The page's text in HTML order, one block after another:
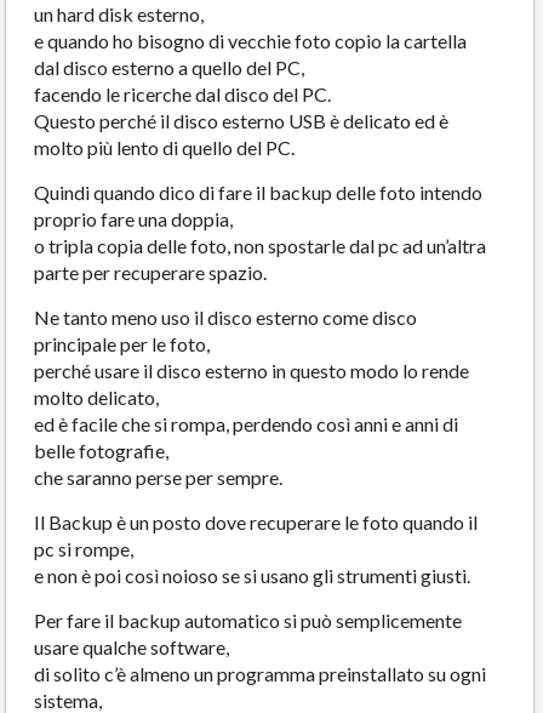
un hard disk esterno,
e quando ho bisogno di vecchie foto copio la cartella
dal disco esterno a quello del PC,
facendo le ricerche dal disco del PC.
Questo perché il disco esterno USB è delicato ed è
molto più lento di quello del PC.
Quindi quando dico di fare il backup delle foto intendo
proprio fare una doppia,
o tripla copia delle foto, non spostarle dal pc ad un’altra
parte per recuperare spazio.
Ne tanto meno uso il disco esterno come disco
principale per le foto,
perché usare il disco esterno in questo modo lo rende
molto delicato,
ed è facile che si rompa, perdendo così anni e anni di
belle fotografie,
che saranno perse per sempre.
Il Backup è un posto dove recuperare le foto quando il
pc si rompe,
e non è poi così noioso se si usano gli strumenti giusti.
Per fare il backup automatico si può semplicemente
usare qualche software,
di solito c’è almeno un programma preinstallato su ogni
sistema,